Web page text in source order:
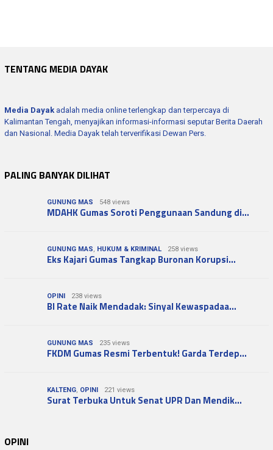
TENTANG MEDIA DAYAK
Media Dayak adalah media online terlengkap dan terpercaya di
Kalimantan Tengah, menyajikan informasi-informasi seputar Berita Daerah
dan Nasional. Media Dayak telah terverifikasi Dewan Pers.
PALING BANYAK DILIHAT
GUNUNG MAS 548 views
MDAHK Gumas Soroti Penggunaan Sandung di…
GUNUNG MAS, HUKUM & KRIMINAL 258 views
Eks Kajari Gumas Tangkap Buronan Korupsi…
OPINI 238 views
BI Rate Naik Mendadak: Sinyal Kewaspadaa…
GUNUNG MAS 235 views
FKDM Gumas Resmi Terbentuk! Garda Terdep…
KALTENG, OPINI 221 views
Surat Terbuka Untuk Senat UPR Dan Mendik…
OPINI